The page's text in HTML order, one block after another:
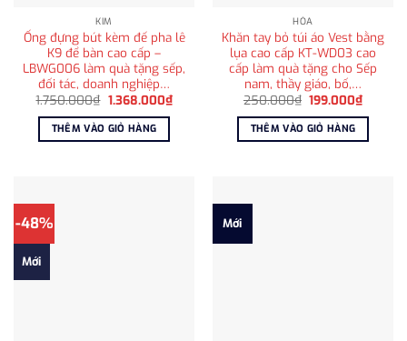
KIM
Ống đựng bút kèm đế pha lê
K9 để bàn cao cấp –
LBWG006 làm quà tặng sếp,
đối tác, doanh nghiệp…
1.750.000₫ Giá
là:
1.750.000₫.
1.368.000₫Giá
1.368.000₫.
THÊM VÀO GIỎ HÀNG
HỎA
Khăn tay bỏ túi áo Vest bằng
lụa cao cấp KT-WD03 cao
cấp làm quà tặng cho Sếp
nam, thầy giáo, bố,…
250.000₫ Giá
là:
250.000₫.
199.000₫Giá
tại
THÊM VÀO GIỎ HÀNG
-48%
Mới
Mới